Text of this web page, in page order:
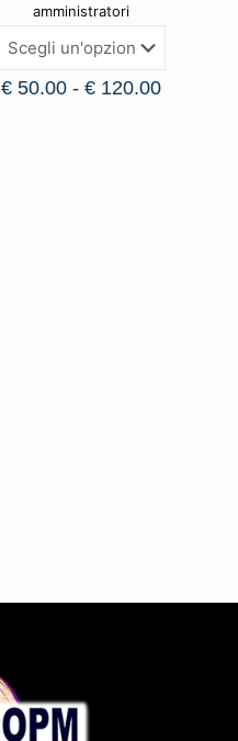
amministratori
€50.00 - €120.00